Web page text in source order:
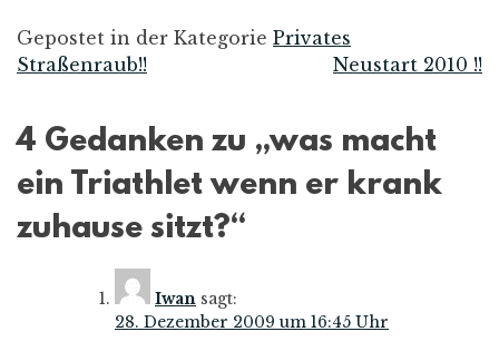
Gepostet in der Kategorie Privates
Navigation
Straßenraub!! Neustart 2010 !!
4 Gedanken zu „was macht
ein Triathlet wenn er krank
zuhause sitzt?“
Iwan sagt:
28. Dezember 2009 um 16:45 Uhr